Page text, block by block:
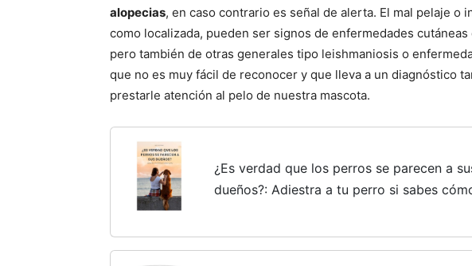
alopecias, en caso contrario es señal de alerta. El mal pelaje o
como localizada, pueden ser signos de enfermedades
pero también de otras generales tipo leishmaniosis o
que no es muy fácil de reconocer y que lleva a un diagnóstico
prestarle atención al pelo de nuestra mascota.
¿Es verdad que los perros se parecen a
dueños?: Adiestra a tu perro si sabes